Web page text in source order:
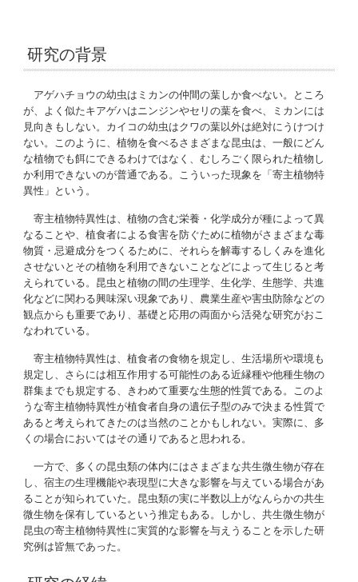
研究の背景
アゲハチョウの幼虫はミカンの仲間の葉しか食べない。ところ
が、よく似たキアゲハはニンジンやセリの葉を食べ、ミカンには
見向きもしない。カイコの幼虫はクワの葉以外は絶対にうけつけ
ない。このように、植物を食べるさまざまな昆虫は、一般にどん
な植物でも餌にできるわけではなく、むしろごく限られた植物し
か利用できないのが普通である。こういった現象を「寄主植物特
異性」という。
寄主植物特異性は、植物の含む栄養・化学成分が種によって異
なることや、植食者による食害を防ぐために植物がさまざまな毒
物質・忌避成分をつくるために、それらを解毒するしくみを進化
させないとその植物を利用できないことなどによって生じると考
えられている。昆虫と植物の間の生理学、生化学、生態学、共進
化などに関わる興味深い現象であり、農業生産や害虫防除などの
観点からも重要であり、基礎と応用の両面から活発な研究がおこ
なわれている。
寄主植物特異性は、植食者の食物を規定し、生活場所や環境も
規定し、さらには相互作用する可能性のある近縁種や他種生物の
群集までも規定する、きわめて重要な生態的性質である。このよ
うな寄主植物特異性が植食者自身の遺伝子型のみで決まる性質で
あると考えられてきたのは当然のことかもしれない。実際に、多
くの場合においてはその通りであると思われる。
一方で、多くの昆虫類の体内にはさまざまな共生微生物が存在
し、宿主の生理機能や表現型に大きな影響を与えている場合があ
ることが知られていた。昆虫類の実に半数以上がなんらかの共生
微生物を保有しているという推定もある。しかし、共生微生物が
昆虫の寄主植物特異性に実質的な影響を与えうることを示した研
究例は皆無であった。